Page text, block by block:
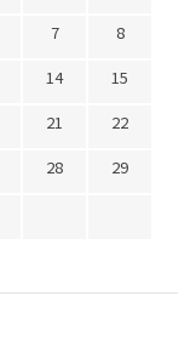
7
8
14
15
21
22
28
29